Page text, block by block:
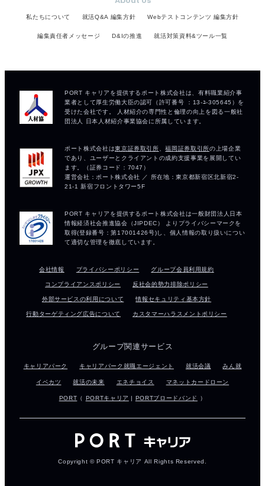
私たちについて 就活Q&A 編集方針 Webテストコンテンツ 編集方針
編集責任者メッセージ D&Iの推進 就活対策資料&ツール一覧
会社情報 プライバシーポリシー グループ会員利用規約
コンプライアンスポリシー 反社会的勢力排除ポリシー
外部サービスの利用について 情報セキュリティ基本方針
行動ターゲティング広告について カスタマーハラスメントポリシー